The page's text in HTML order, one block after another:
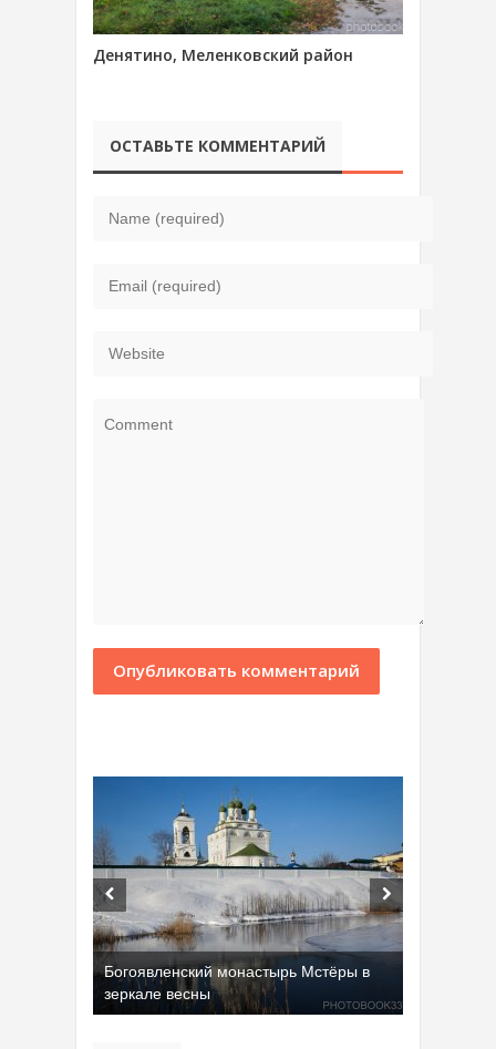
Денятино, Меленковский район
ОСТАВЬТЕ КОММЕНТАРИЙ
Богоявленский монастырь Мстёры в
зеркале весны